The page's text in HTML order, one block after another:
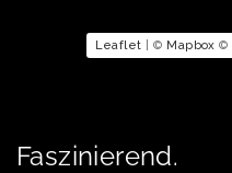
Leaflet | © Mapbox ©
Faszinierend.